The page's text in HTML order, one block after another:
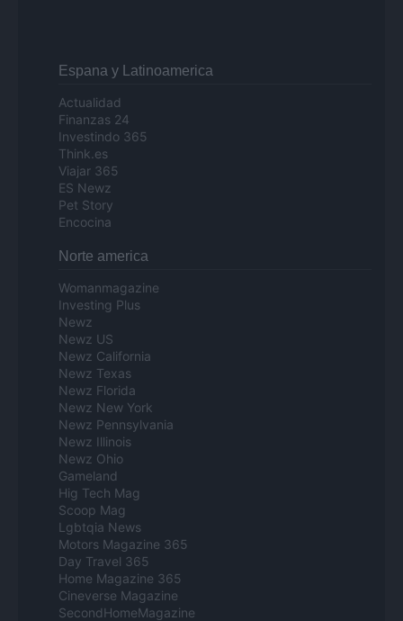
Espana y Latinoamerica
Actualidad
Finanzas 24
Investindo 365
Think.es
Viajar 365
ES Newz
Pet Story
Encocina
Norte america
Womanmagazine
Investing Plus
Newz
Newz US
Newz California
Newz Texas
Newz Florida
Newz New York
Newz Pennsylvania
Newz Illinois
Newz Ohio
Gameland
Hig Tech Mag
Scoop Mag
Lgbtqia News
Motors Magazine 365
Day Travel 365
Home Magazine 365
Cineverse Magazine
SecondHomeMagazine